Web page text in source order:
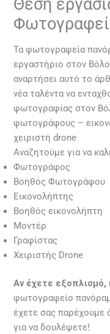
Θέση
Τα φωτογραφεία
εργαστήριο στον
αναρτήσει αυτό το
νέα ταλέντα να
φωτογραφίας στον
φωτογράφους –
χειριστή drone
Αναζητούμε για να
Φωτογράφος
Βοηθός Φωτογράφου
Εικονολήπτης
Βοηθός εικονολήπτη
Μοντέρ
Γραφίστας
Χειριστής Drone
Αν έχετε εξοπλισμό,
φωτογραφείο
έχετε σας παρέχουμε
για να δουλέψετε!